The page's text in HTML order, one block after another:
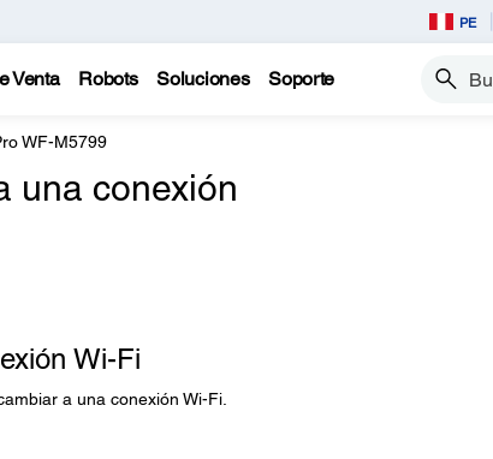
PE
Venta Robots Soluciones Soporte Buscar
WF-M5799
una conexión
Wi-Fi
a una conexión Wi-Fi.